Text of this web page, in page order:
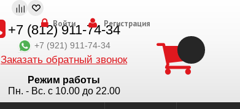
+7 (812) 911-74-34
+7 (921) 911-74-34
Заказать обратный звонок
Режим работы
Пн. - Вс. с 10.00 до 22.00
Войти Регистрация